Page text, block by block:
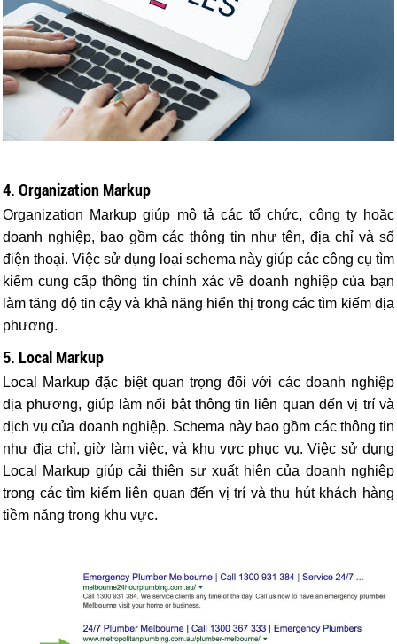
4. Organization Markup
Organization Markup giúp mô tả các tổ chức, công ty hoặc
doanh nghiệp, bao gồm các thông tin như tên, địa chỉ và số
điện thoại. Việc sử dụng loại schema này giúp các công cụ tìm
kiếm cung cấp thông tin chính xác về doanh nghiệp của bạn
làm tăng độ tin cậy và khả năng hiển thị trong các tìm kiếm địa
phương.
5. Local Markup
Local Markup đặc biệt quan trọng đối với các doanh nghiệp
địa phương, giúp làm nổi bật thông tin liên quan đến vị trí và
dịch vụ của doanh nghiệp. Schema này bao gồm các thông tin
như địa chỉ, giờ làm việc, và khu vực phục vụ. Việc sử dụng
Local Markup giúp cải thiện sự xuất hiện của doanh nghiệp
trong các tìm kiếm liên quan đến vị trí và thu hút khách hàng
tiềm năng trong khu vực.